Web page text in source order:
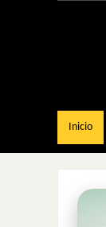
Inicio